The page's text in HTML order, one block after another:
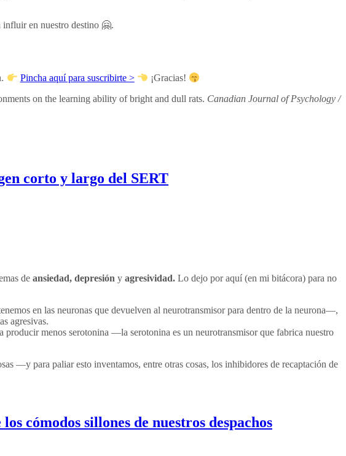
influir en nuestro destino 🤗.
Pincha aquí para suscribirte >
¡Gracias!
on the learning ability of bright and dull rats. Canadian Journal of Psychology /
corto y largo del SERT
de ansiedad, depresión y agresividad. Lo dejo por aquí (en mi bitácora) para no
en las neuronas que devuelven al neurotransmisor para dentro de la neurona—,
agresivas.
producir menos serotonina —la serotonina es un neurotransmisor que fabrica nuestro
—y para paliar esto inventamos, entre otras cosas, los inhibidores de recaptación de
cómodos sillones de nuestros despachos